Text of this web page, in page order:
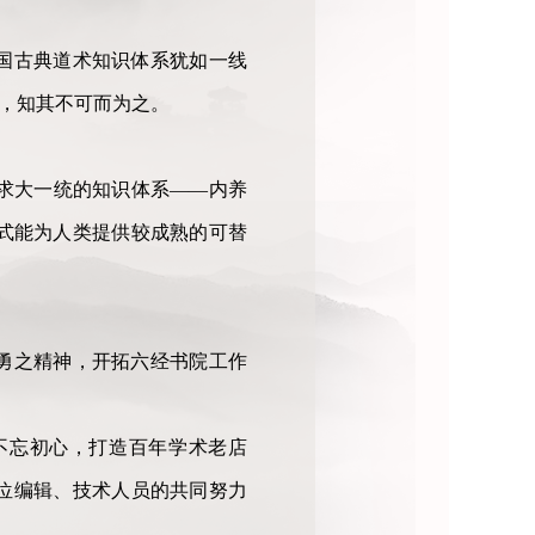
古典道术知识体系犹如一线
知其不可而为之。
大一统的知识体系——内养
能为人类提供较成熟的可替
之精神，开拓六经书院工作
忘初心，打造百年学术老店
辑、技术人员的共同努力